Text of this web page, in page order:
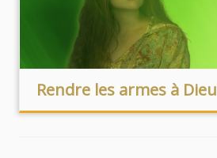
Rendre les armes à Dieu